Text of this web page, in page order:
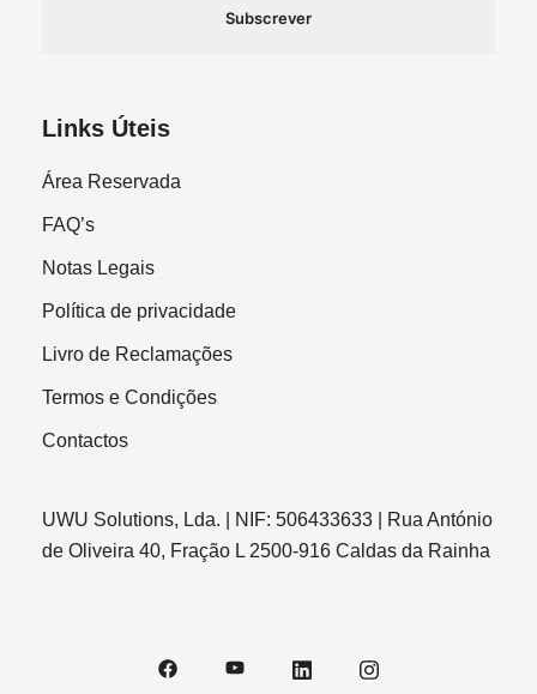
Subscrever
Links Úteis
Área Reservada
FAQ’s
Notas Legais
Política de privacidade
Livro de Reclamações
Termos e Condições
Contactos
UWU Solutions, Lda. | NIF: 506433633 | Rua António
de Oliveira 40, Fração L 2500-916 Caldas da Rainha